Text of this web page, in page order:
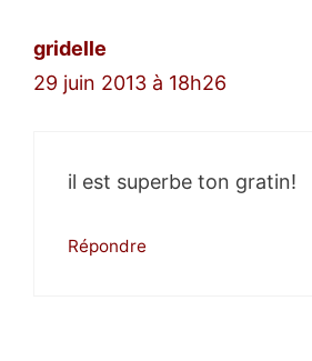
gridelle
29 juin 2013 à 18h26
il est superbe ton gratin!
Répondre